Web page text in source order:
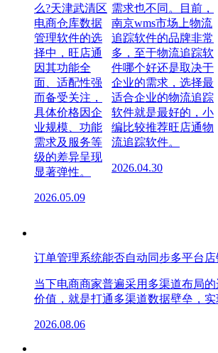
么?天津武清区
电商仓库数据
管理软件的选
择中，旺店通
因其功能全
面、适配性强
而备受关注，
具体价格因企
业规模、功能
需求及服务等
级的差异呈现
显著弹性。
2026.05.09
需求也不同。目前，
南京wms市场上物流
追踪软件的品牌非常
多，至于物流追踪软
件哪个好还是取决于
企业的需求，选择最
适合企业的物流追踪
软件就是最好的，小
编比较推荐旺店通物
流追踪软件。
2026.04.30
订单管理系统能否自动同步多平台店
当下电商商家普遍采用多渠道布局
价值，就是打通多渠道数据壁垒，
2026.08.06